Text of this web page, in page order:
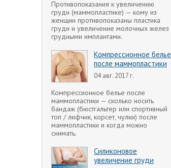
Противопоказания к увеличению
груди (маммопластике) — кому из
женщин противопоказаны пластика
груди и увеличение молочных желез
грудными имплантами.
Компрессионное белье
после маммопластики
04 авг. 2017 г.
Компрессионное белье после
маммопластики — сколько носить
бандаж (бюстгальтер или спортивный
топ / лифчик, корсет, чулки) после
маммопластики и когда можно
снимать.
Силиконовое
увеличение груди